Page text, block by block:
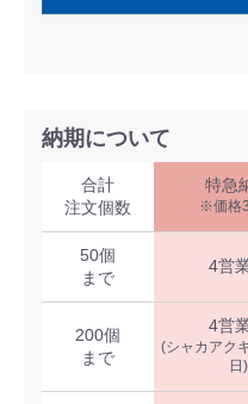
納期について
合計
注文個数
特急
※価格
50個
まで
4営
200個
まで
4営
(シャカアク
日)